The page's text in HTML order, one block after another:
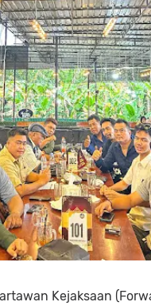
Kejaksaan